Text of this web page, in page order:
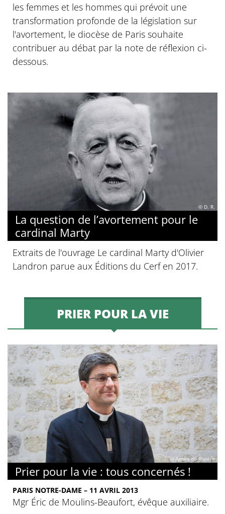
les femmes et les hommes qui prévoit une
transformation profonde de la législation sur
l'avortement, le diocèse de Paris souhaite
contribuer au débat par la note de réflexion ci-
dessous.
© D. R.
La question de l’avortement pour le
cardinal Marty
Extraits de l'ouvrage Le cardinal Marty d'Olivier
Landron parue aux Éditions du Cerf en 2017.
PRIER POUR LA VIE
© Agnès de Rivière
Prier pour la vie : tous concernés !
PARIS NOTRE-DAME – 11 AVRIL 2013
Mgr Éric de Moulins-Beaufort, évêque auxiliaire.